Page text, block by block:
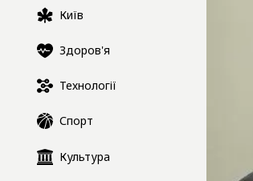
Київ
Здоров'я
Технології
Спорт
Культура